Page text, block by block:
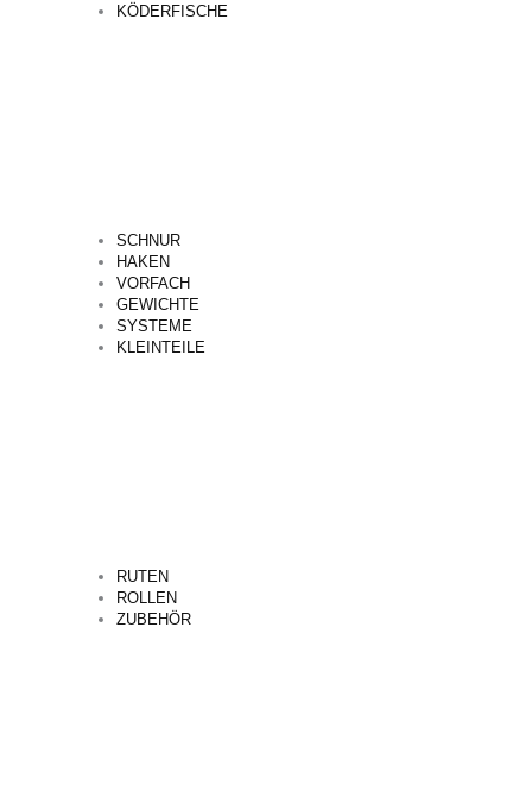
KÖDERFISCHE
SCHNUR
HAKEN
VORFACH
GEWICHTE
SYSTEME
KLEINTEILE
RUTEN
ROLLEN
ZUBEHÖR